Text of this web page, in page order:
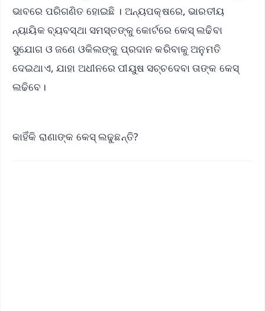
ଭାବରେ ପରିଗଣିତ ହୋଇଛି । ଅନ୍ୟପକ୍ଷରେ, ଭାରତୀୟ
ନ୍ୟାୟିକ ବ୍ୟବସ୍ଥା ସମସ୍ତଙ୍କୁ କୋର୍ଟରେ କେସ୍ ଲଢିବା
ସୁଯୋଗ ଓ ଜଣେ ଓକିଲଙ୍କୁ ପ୍ରଦାନ କରିବାକୁ ଅନୁମତି
ଦେଇଥାଏ, ଯାହା ଅଧୀନରେ ପୀୟୁଷ ସଚ୍ଚଦେବା ତାଙ୍କ କେସ୍‌
ଲଢିବେ।
କାହିଁକି ରାଣାଙ୍କ କେସ୍‌ ଲଢୁଛନ୍ତି?